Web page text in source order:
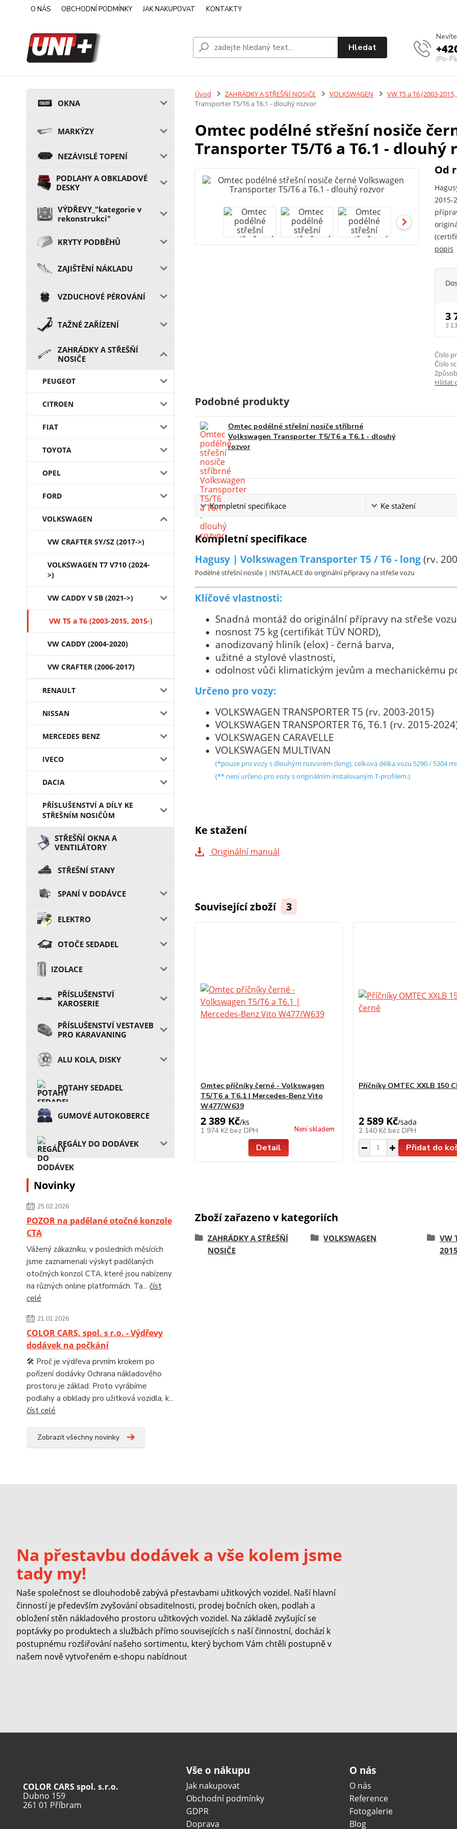
O NÁS OBCHODNÍ PODMÍNKY JAK NAKUPOVAT KONTAKTY
Hledat
(Po-
OKNA
MARKÝZY
NEZÁVISLÉ TOPENÍ
PODLAHY A OBKLADOVÉ
DESKY
VÝDŘEVY_"kategorie v
rekonstrukci"
KRYTY PODBĚHŮ
ZAJIŠTĚNÍ NÁKLADU
VZDUCHOVÉ PÉROVÁNÍ
TAŽNÉ ZAŘÍZENÍ
ZAHRÁDKY A STŘEŠŇÍ
NOSIČE
PEUGEOT
CITROEN
FIAT
TOYOTA
OPEL
FORD
VOLKSWAGEN
VW CRAFTER SY/SZ (2017->)
VOLKSWAGEN T7 V710 (2024-
>)
VW CADDY V SB (2021->)
VW T5 a T6 (2003-2015, 2015-)
VW CADDY (2004-2020)
VW CRAFTER (2006-2017)
RENAULT
NISSAN
MERCEDES BENZ
IVECO
DACIA
PŘÍSLUŠENSTVÍ A DÍLY KE
STŘEŠNÍM NOSIČŮM
STŘEŠŇÍ OKNA A
VENTILÁTORY
STŘEŠNÍ STANY
SPANÍ V DODÁVCE
ELEKTRO
OTOČE SEDADEL
IZOLACE
PŘÍSLUŠENSTVÍ
KAROSERIE
PŘÍSLUŠENSTVÍ VESTAVEB
PRO KARAVANING
ALU KOLA, DISKY
POTAHY SEDADEL
GUMOVÉ AUTOKOBERCE
REGÁLY DO DODÁVEK
Novinky
25.02.2026
POZOR na padělané otočné konzole
CTA
Vážený zákazníku, v posledních měsících
jsme zaznamenali výskyt padělaných
otočných konzol CTA, které jsou nabízeny
na různých online platformách. Ta... číst
celé
21.01.2026
COLOR CARS, spol. s r.o. - Výdřevy
dodávek na počkání
🛠️ Proč je výdřeva prvním krokem po
pořízení dodávky Ochrana nákladového
prostoru je základ. Proto vyrábíme
podlahy a obklady pro užitková vozidla, k...
číst celé
Zobrazit všechny novinky
Úvod ZAHRÁDKY A STŘEŠŇÍ NOSIČE VOLKSWAGEN
VW T5 a T6 (2003-
Transporter T5/T6 a T6.1 - dlouhý rozvor
Omtec podélné střešní nosiče
Transporter T5/T6 a T6.1 - dlouhý
Od
2015-
popis
3
3
Číslo
Číslo
Hlídat
Podobné produkty
Omtec podélné střešní nosiče stříbrné
Volkswagen Transporter T5/T6 a T6.1 - dlouhý
rozvor
Kompletní specifikace Ke stažení
Kompletní specifikace
Hagusy | Volkswagen Transporter T5 / T6 - long(rv.
Podélné střešní nosiče | INSTALACE do originální přípravy na střeše vozu
Klíčové vlastnosti:
Snadná montáž do originální přípravy na střeše
nosnost 75 kg (certifikát TÜV NORD),
anodizovaný hliník (elox) - černá barva,
užitné a stylové vlastnosti,
odolnost vůči klimatickým jevům a mechanickému
Určeno pro vozy:
VOLKSWAGEN TRANSPORTER T5 (rv. 2003-2015)
VOLKSWAGEN TRANSPORTER T6, T6.1 (rv. 2015-
VOLKSWAGEN CARAVELLE
VOLKSWAGEN MULTIVAN
(*pouze pro vozy s dlouhým rozvorem (long), celková délka vozu 5290 / 5304
(** není určeno pro vozy s originálním instalovaným T-profilem.)
Ke stažení
Originální manuál
Související zboží 3
Omtec příčníky černé - Volkswagen
T5/T6 a T6.1 | Mercedes-Benz Vito
W477/W639
2 389 Kč/ks
1 974 Kč bez DPH Není skladem
Detail
Příčníky OMTEC XXLB 150
2 589 Kč/sada
2 140 Kč bez DPH
Přidat do
Zboží zařazeno v kategoriích
ZAHRÁDKY A STŘEŠŇÍ
NOSIČE
VOLKSWAGEN
VW
Na přestavbu dodávek a vše kolem jsme
tady my!
Naše společnost se dlouhodobě zabývá přestavbami užitkových vozidel. Naší hlavní
činností je především zvyšování obsaditelnosti, prodej bočních oken, podlah a
obložení stěn nákladového prostoru užitkových vozidel. Na základě zvyšující se
poptávky po produktech a službách přímo souvisejících s naší činnostní, dochází k
postupnému rozšiřování našeho sortimentu, který bychom Vám chtěli postupně v
našem nově vytvořeném e-shopu nabídnout
COLOR CARS spol. s.r.o.
Dubno 159
261 01 Příbram
Vše o nákupu
Jak nakupovat
Obchodní podmínky
GDPR
Doprava
O nás
O nás
Reference
Fotogalerie
Blog